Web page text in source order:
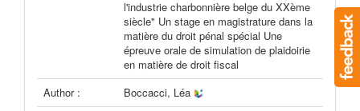
l'industrie charbonnière belge du XXème
siècle" Un stage en magistrature dans la
matière du droit pénal spécial Une
épreuve orale de simulation de plaidoirie
en matière de droit fiscal
Author :
Boccacci, Léa